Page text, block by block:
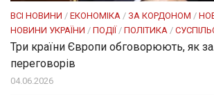
ВСІ НОВИНИ / ЕКОНОМІКА / ЗА КОРДОНОМ /
НОВИНИ УКРАЇНИ / ПОДІЇ / ПОЛІТИКА /
Три країни Європи обговорюють, як
переговорів
04.06.2026